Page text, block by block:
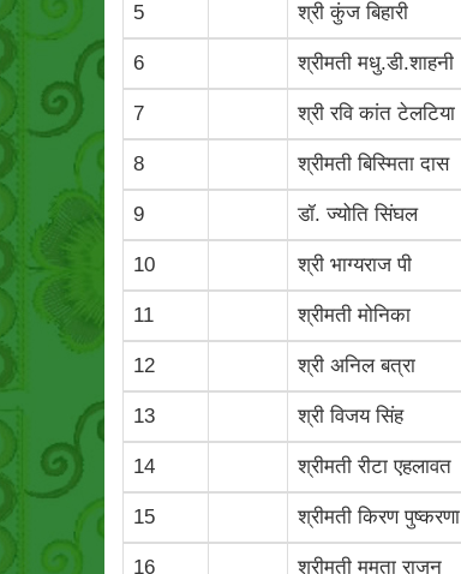
5 श्री कुंज बिहारी
6 श्रीमती मधु.डी.शाहनी
7 श्री रवि कांत टेलटिया
8 श्रीमती बिस्‍मिता दास
9 डॉ. ज्योति सिंघल
10 श्री भाग्‍यराज पी
11 श्रीमती मोनिका
12 श्री अनिल बत्रा
13 श्री विजय सिंह
14 श्रीमती रीटा एहलावत
15 श्रीमती किरण पुष्करणा
16 श्रीमती ममता राजन